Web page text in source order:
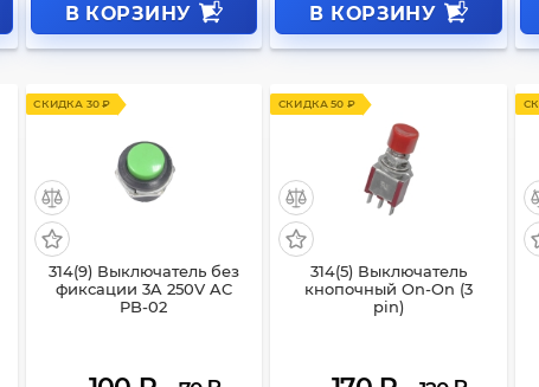
В КОРЗИНУ В КОРЗИНУ
СКИДКА 30 ₽
314(9) Выключатель без
фиксации 3A 250V AC
PB-02
СКИДКА 50 ₽
314(5) Выключатель
кнопочный On-On (3
pin)